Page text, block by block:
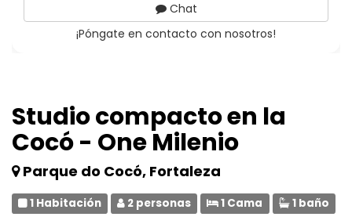
Studio compacto en la
Cocó - One Milenio
Parque do Cocó, Fortaleza
1 Habitación 2 personas 1 Cama 1 baño
Chat
¡Póngate en contacto con nosotros!